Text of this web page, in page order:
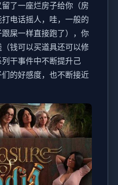
了一座烂房子给你（房
电话摇人，哇，一般的
屎一样直接跑了），你
钱可以买道具还可以修
干事件中不断提升己
的好感度，也不断接近